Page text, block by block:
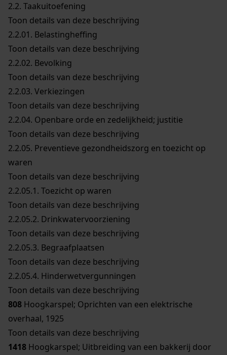
2.2. Taakuitoefening
Toon details van deze beschrijving
2.2.01. Belastingheffing
Toon details van deze beschrijving
2.2.02. Bevolking
Toon details van deze beschrijving
2.2.03. Verkiezingen
Toon details van deze beschrijving
2.2.04. Openbare orde en zedelijkheid; justitie
Toon details van deze beschrijving
2.2.05. Preventieve gezondheidszorg en toezicht op
waren
Toon details van deze beschrijving
2.2.05.1. Toezicht op waren
Toon details van deze beschrijving
2.2.05.2. Drinkwatervoorziening
Toon details van deze beschrijving
2.2.05.3. Begraafplaatsen
Toon details van deze beschrijving
2.2.05.4. Hinderwetvergunningen
Toon details van deze beschrijving
808 Hoogkarspel; Oprichten van een elektrische
overhaal, 1925
Toon details van deze beschrijving
1418 Hoogkarspel; Uitbreiding van een bakkerij door